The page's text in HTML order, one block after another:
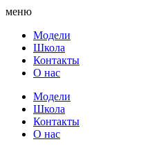
меню
Модели
Школа
Контакты
О нас
Модели
Школа
Контакты
О нас